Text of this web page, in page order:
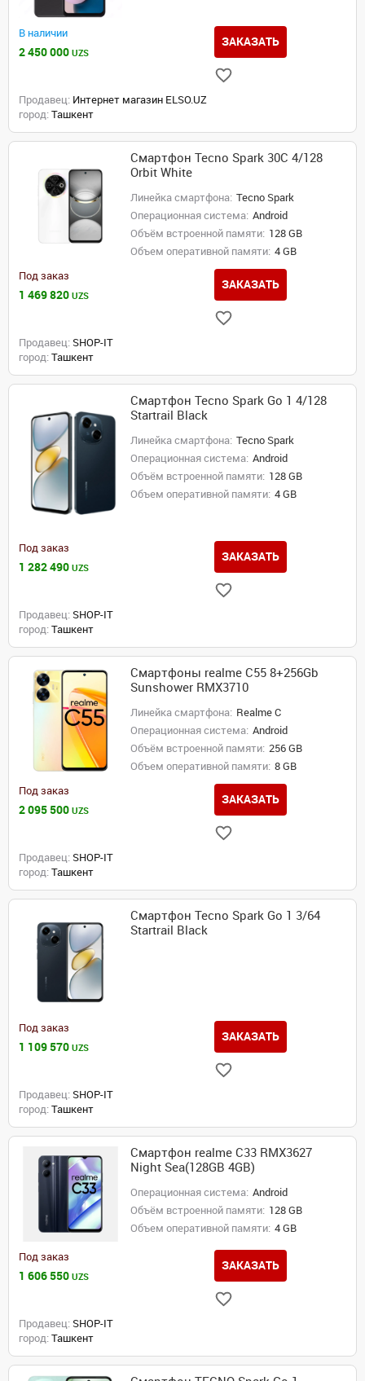
В наличии
2 450 000 UZS
ЗАКАЗАТЬ
Продавец: Интернет магазин ELSO.UZ
город: Ташкент
Смартфон Tecno Spark 30C 4/128
Orbit White
Линейка смартфона: Tecno Spark
Операционная система: Android
Объём встроенной памяти: 128 GB
Объем оперативной памяти: 4 GB
Под заказ
1 469 820 UZS
ЗАКАЗАТЬ
Продавец: SHOP-IT
город: Ташкент
Смартфон Tecno Spark Go 1 4/128
Startrail Black
Линейка смартфона: Tecno Spark
Операционная система: Android
Объём встроенной памяти: 128 GB
Объем оперативной памяти: 4 GB
Под заказ
1 282 490 UZS
ЗАКАЗАТЬ
Продавец: SHOP-IT
город: Ташкент
Смартфоны realme C55 8+256Gb
Sunshower RMX3710
Линейка смартфона: Realme C
Операционная система: Android
Объём встроенной памяти: 256 GB
Объем оперативной памяти: 8 GB
Под заказ
2 095 500 UZS
ЗАКАЗАТЬ
Продавец: SHOP-IT
город: Ташкент
Смартфон Tecno Spark Go 1 3/64
Startrail Black
Под заказ
1 109 570 UZS
ЗАКАЗАТЬ
Продавец: SHOP-IT
город: Ташкент
Смартфон realme C33 RMX3627
Night Sea(128GB 4GB)
Операционная система: Android
Объём встроенной памяти: 128 GB
Объем оперативной памяти: 4 GB
Под заказ
1 606 550 UZS
ЗАКАЗАТЬ
Продавец: SHOP-IT
город: Ташкент